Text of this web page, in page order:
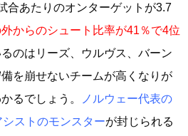
合あたりのオンターゲットが3.7
からのシュート比率が41％で4位
のはリーズ、ウルヴス、バーン
を崩せないチームが高くなりが
るでしょう。
ノルウェー代表の
ストのモンスターが封じられる